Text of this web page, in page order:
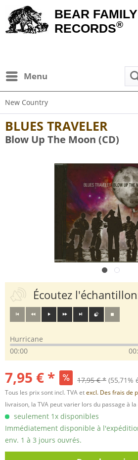
BEAR FAMILY
RECORDS®
Menu
New Country
BLUES TRAVELER
Blow Up The Moon (CD)
Écoutez
Hurricane
00:00
7,95 € * 17,95 € * (55,71%
Tous les prix sont incl. TVA etexcl. Des frais de
livraison, la TVA peut varier lors du passage à la
seulement 1x disponibles
Immédiatement disponible à
env. 1 à 3 jours ouvrés.